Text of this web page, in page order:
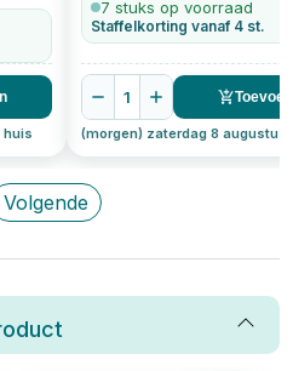
huis
7 stuks op voorraad
Staffelkorting vanaf 4 st.
1
(morgen) zaterdag 8 augustus
Volgende